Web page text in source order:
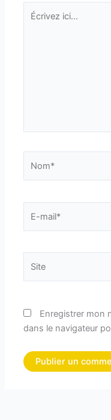
Écrivez
mail*
Enregistrer mon
dans le navigateur